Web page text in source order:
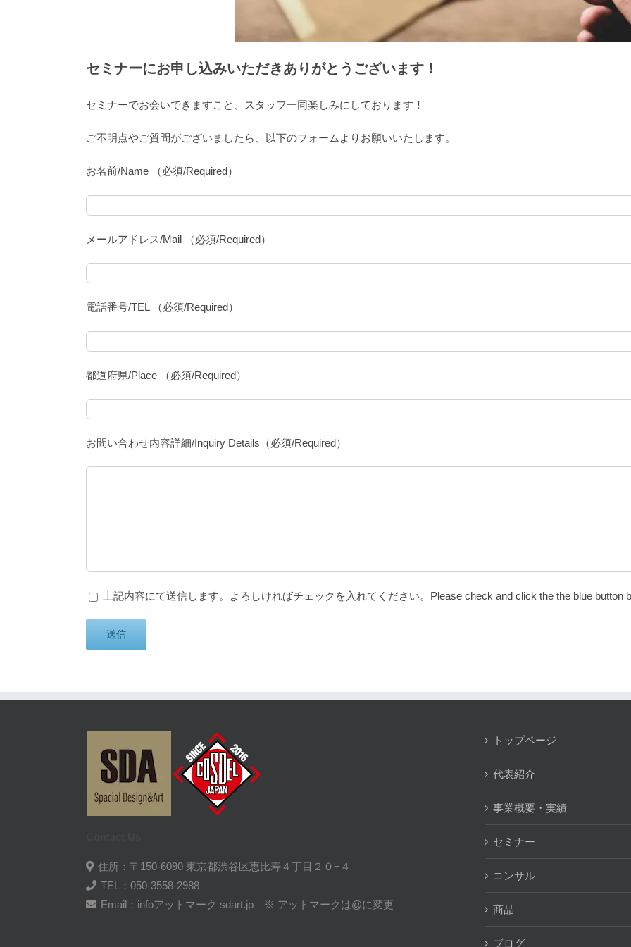
セミナーにお申し込みいただきありがとうございます！
セミナーでお会いできますこと、スタッフ一同楽しみにしております！
ご不明点やご質問がございましたら、以下のフォームよりお願いいたします。
お名前/Name （必須/Required）
メールアドレス/Mail （必須/Required）
電話番号/TEL （必須/Required）
都道府県/Place （必須/Required）
お問い合わせ内容詳細/Inquiry Details（必須/Required）
上記内容にて送信します。よろしければチェックを入れてください。Please check and click the the blue button
住所：〒150-6090 東京都渋谷区恵比寿４丁目２０−４
TEL：050-3558-2988
Email：infoアットマーク sdart.jp ※ アットマークは@に変更
トップページ
代表紹介
事業概要・実績
セミナー
コンサル
商品
ブログ